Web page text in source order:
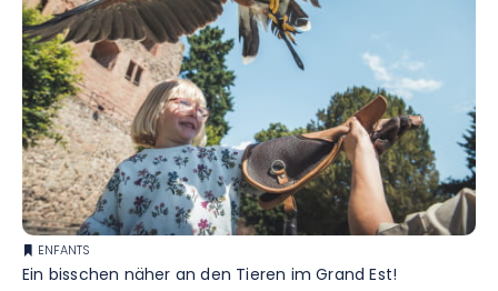
ENFANTS
Ein bisschen näher an den Tieren im Grand Est!